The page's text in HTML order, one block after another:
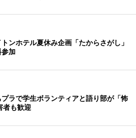
ンホテル夏休み企画「たからさがし」
加
ラで学生ボランティアと語り部が「怖
者も歓迎